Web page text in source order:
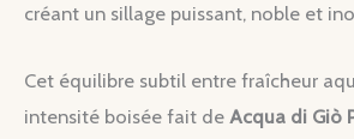
créant un sillage puissant, noble et
Cet équilibre subtil entre fraîcheur
intensité boisée fait de Acqua di Giò